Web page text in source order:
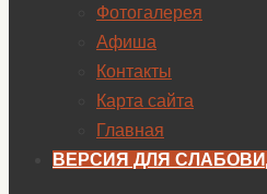
Фотогалерея
Афиша
Контакты
Карта сайта
Главная
ВЕРСИЯ ДЛЯ